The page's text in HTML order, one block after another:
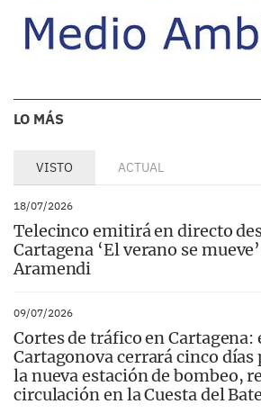
LO MÁS
VISTO ACTUAL
18/07/2026
Telecinco emitirá en directo
Cartagena ‘El verano se
Aramendi
09/07/2026
Cortes de tráfico en Cartagena:
Cartagonova cerrará cinco días
la nueva estación de bombeo,
circulación en la Cuesta del